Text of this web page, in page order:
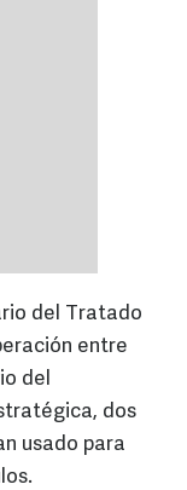
del Tratado
entre
del
dos
usado para